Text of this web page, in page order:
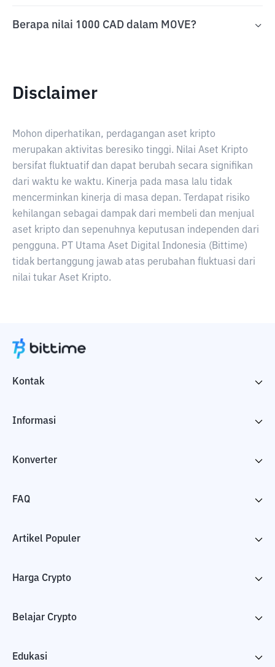
Berapa nilai 1000 CAD dalam MOVE?
Disclaimer
Mohon diperhatikan, perdagangan aset kripto
merupakan aktivitas beresiko tinggi. Nilai Aset Kripto
bersifat fluktuatif dan dapat berubah secara signifikan
dari waktu ke waktu. Kinerja pada masa lalu tidak
mencerminkan kinerja di masa depan. Terdapat risiko
kehilangan sebagai dampak dari membeli dan menjual
aset kripto dan sepenuhnya keputusan independen dari
pengguna. PT Utama Aset Digital Indonesia (Bittime)
tidak bertanggung jawab atas perubahan fluktuasi dari
nilai tukar Aset Kripto.
Kontak
Informasi
Konverter
FAQ
Artikel Populer
Harga Crypto
Belajar Crypto
Edukasi